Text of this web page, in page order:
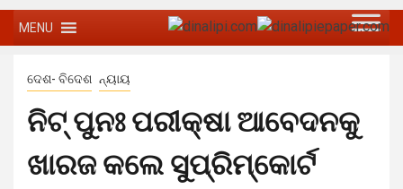
MENU
ଦେଶ- ବିଦେଶ ନ୍ୟାୟ
ନିଟ୍ ପୁନଃ ପରୀକ୍ଷା ଆବେଦନକୁ
ଖାରଜ କଲେ ସୁପ୍ରିମ୍‌କୋର୍ଟ